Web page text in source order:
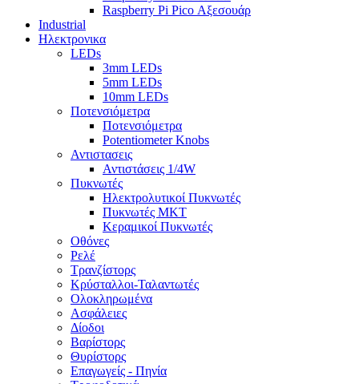
Raspberry Pi Pico Αξεσουάρ
Industrial
Ηλεκτρονικα
LEDs
3mm LEDs
5mm LEDs
10mm LEDs
Ποτενσιόμετρα
Ποτενσιόμετρα
Potentiometer Knobs
Αντιστασεις
Αντιστάσεις 1/4W
Πυκνωτές
Ηλεκτρολυτικοί Πυκνωτές
Πυκνωτές MKT
Κεραμικοί Πυκνωτές
Οθόνες
Ρελέ
Τρανζίστορς
Κρύσταλλοι-Ταλαντωτές
Ολοκληρωμένα
Ασφάλειες
Δίοδοι
Βαρίστορς
Θυρίστορς
Επαγωγείς - Πηνία